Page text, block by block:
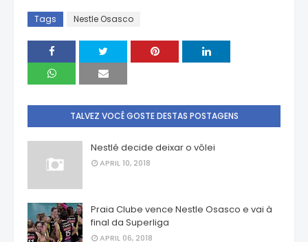
Tags Nestle Osasco
TALVEZ VOCÊ GOSTE DESTAS POSTAGENS
Nestlé decide deixar o vôlei
APRIL 10, 2018
Praia Clube vence Nestle Osasco e vai à
final da Superliga
APRIL 06, 2018